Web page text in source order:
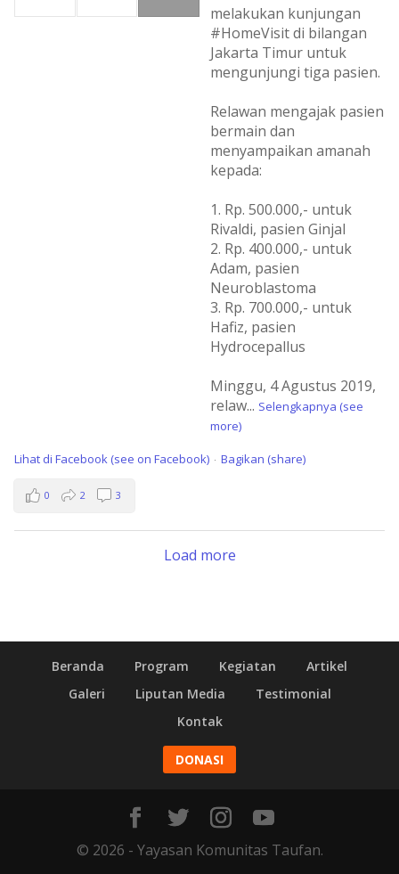
melakukan kunjungan
#HomeVisit di bilangan
Jakarta Timur untuk
mengunjungi tiga pasien.
Relawan mengajak pasien
bermain dan
menyampaikan amanah
kepada:
1. Rp. 500.000,- untuk
Rivaldi, pasien Ginjal
2. Rp. 400.000,- untuk
Adam, pasien
Neuroblastoma
3. Rp. 700.000,- untuk
Hafiz, pasien
Hydrocepallus
Minggu, 4 Agustus 2019,
relaw... Selengkapnya (see
more)
Lihat di Facebook (see on Facebook) · Bagikan (share)
0 2 3
Load more
Beranda Program Kegiatan
Artikel
Galeri
Liputan Media
Testimonial
Kontak
DONASI
© 2026 - Yayasan Komunitas Taufan.